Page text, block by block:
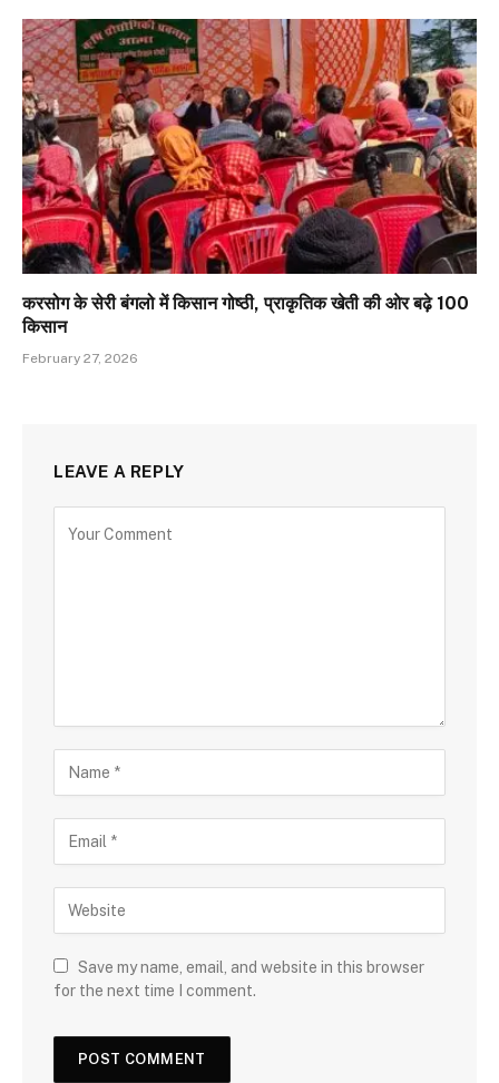
करसोग के सेरी बंगलो में किसान गोष्ठी, प्राकृतिक खेती की ओर बढ़े 100
किसान
February 27, 2026
LEAVE A REPLY
Save my name, email, and website in this browser
for the next time I comment.